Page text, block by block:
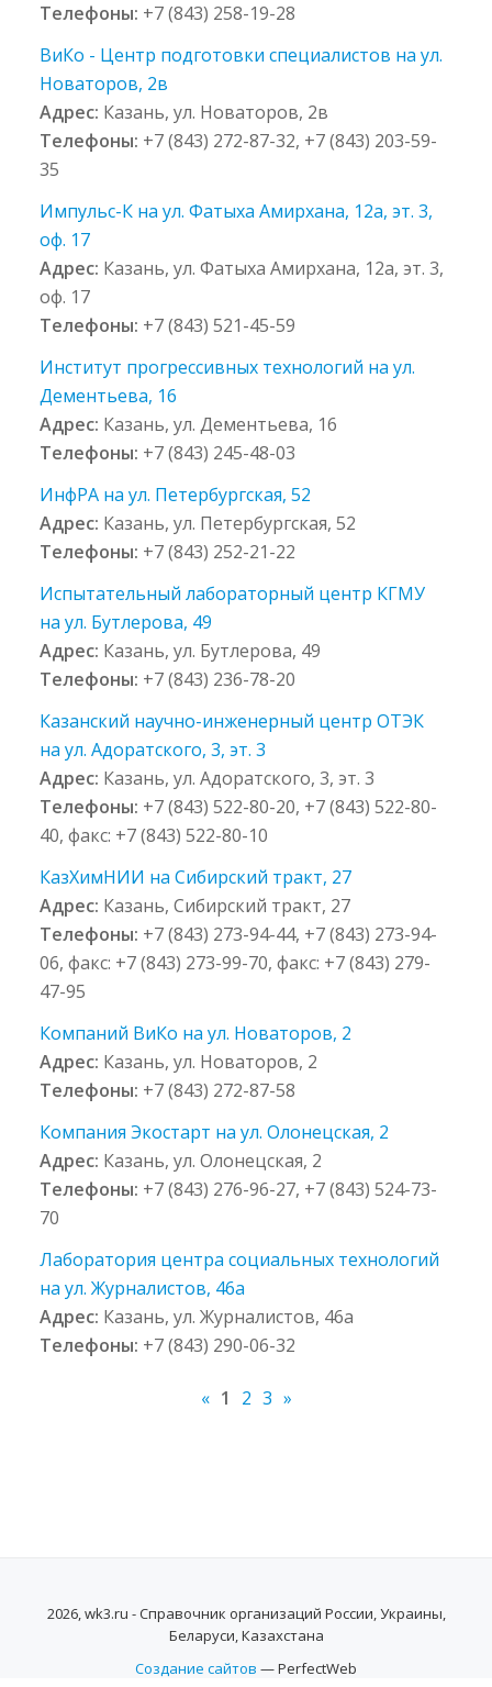
Телефоны: +7 (843) 258-19-28
ВиКо - Центр подготовки специалистов на ул.
Новаторов, 2в
Адрес: Казань, ул. Новаторов, 2в
Телефоны: +7 (843) 272-87-32, +7 (843) 203-59-
35
Импульс-К на ул. Фатыха Амирхана, 12а, эт. 3,
оф. 17
Адрес: Казань, ул. Фатыха Амирхана, 12а, эт. 3,
оф. 17
Телефоны: +7 (843) 521-45-59
Институт прогрессивных технологий на ул.
Дементьева, 16
Адрес: Казань, ул. Дементьева, 16
Телефоны: +7 (843) 245-48-03
ИнфРА на ул. Петербургская, 52
Адрес: Казань, ул. Петербургская, 52
Телефоны: +7 (843) 252-21-22
Испытательный лабораторный центр КГМУ
на ул. Бутлерова, 49
Адрес: Казань, ул. Бутлерова, 49
Телефоны: +7 (843) 236-78-20
Казанский научно-инженерный центр ОТЭК
на ул. Адоратского, 3, эт. 3
Адрес: Казань, ул. Адоратского, 3, эт. 3
Телефоны: +7 (843) 522-80-20, +7 (843) 522-80-
40, факс: +7 (843) 522-80-10
КазХимНИИ на Сибирский тракт, 27
Адрес: Казань, Сибирский тракт, 27
Телефоны: +7 (843) 273-94-44, +7 (843) 273-94-
06, факс: +7 (843) 273-99-70, факс: +7 (843) 279-
47-95
Компаний ВиКо на ул. Новаторов, 2
Адрес: Казань, ул. Новаторов, 2
Телефоны: +7 (843) 272-87-58
Компания Экостарт на ул. Олонецская, 2
Адрес: Казань, ул. Олонецская, 2
Телефоны: +7 (843) 276-96-27, +7 (843) 524-73-
70
Лаборатория центра социальных технологий
на ул. Журналистов, 46а
Адрес: Казань, ул. Журналистов, 46а
Телефоны: +7 (843) 290-06-32
« 1 2 3 »
2026, wk3.ru - Справочник организаций России, Украины,
Беларуси, Казахстана
Создание сайтов — PerfectWeb